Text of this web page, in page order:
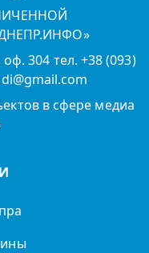
304 тел. +38 (093)
в сфере медиа